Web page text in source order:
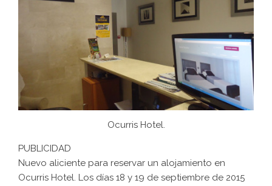
Ocurris Hotel.
PUBLICIDAD
Nuevo aliciente para reservar un alojamiento en
Ocurris Hotel. Los días 18 y 19 de septiembre de 2015